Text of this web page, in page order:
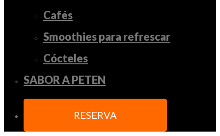
Cafés
Smoothies para refrescar
Cócteles
SABOR A PETEN
RESERVA